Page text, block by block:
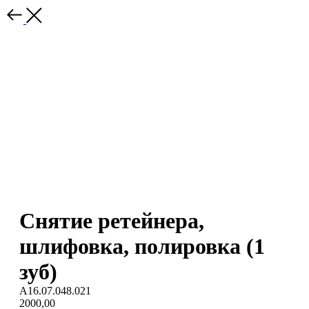
Снятие ретейнера,
шлифовка, полировка (1
зуб)
А16.07.048.021
2000,00